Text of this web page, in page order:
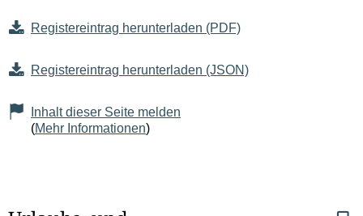
Registereintrag herunterladen (PDF)
Registereintrag herunterladen (JSON)
Inhalt dieser Seite melden
(Mehr Informationen)